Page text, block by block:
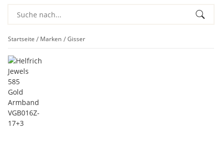
Startseite Marken Gisser